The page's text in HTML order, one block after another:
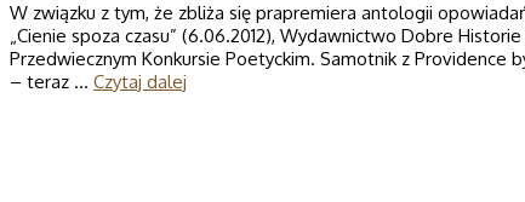
W związku z tym, że zbliża się prapremiera antologii
„Cienie spoza czasu” (6.06.2012), Wydawnictwo Dobre
Przedwiecznym Konkursie Poetyckim. Samotnik z Providence
– teraz … Czytaj dalej